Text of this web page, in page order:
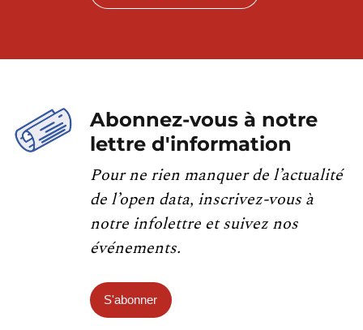
Abonnez-vous à notre
lettre d'information
Pour ne rien manquer de l’actualité
de l’open data, inscrivez-vous à
notre infolettre et suivez nos
événements.
S'abonner